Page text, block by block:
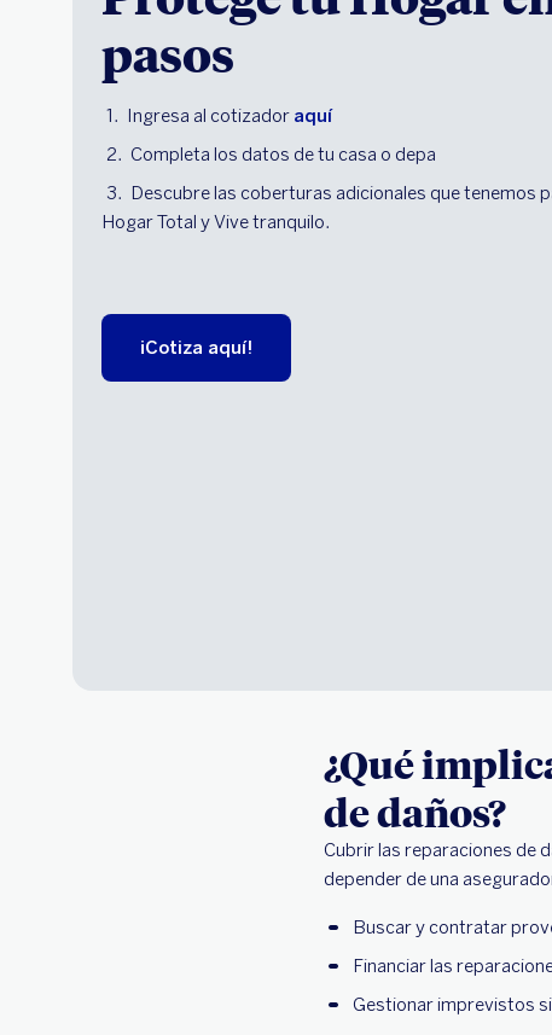
pasos
Ingresa al cotizador aquí
Completa los datos de tu casa o depa
Descubre las coberturas adicionales que tenemos
Hogar Total y Vive tranquilo.
¡Cotiza aquí!
¿Qué
de daños?
Cubrir las reparaciones de
depender de una
Buscar y contratar
Financiar las
Gestionar imprevistos